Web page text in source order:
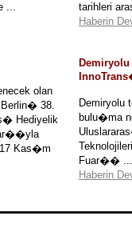
...
tarihleri
Haberin
olan
38.
Hediyelik
Kas�m
bulu�ma
Fuar�� ...
Haberin